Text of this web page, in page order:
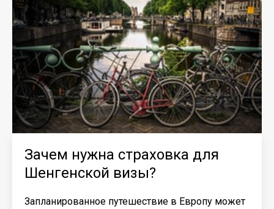
Зачем нужна страховка для
Шенгенской визы?
Запланированное путешествие в Европу может